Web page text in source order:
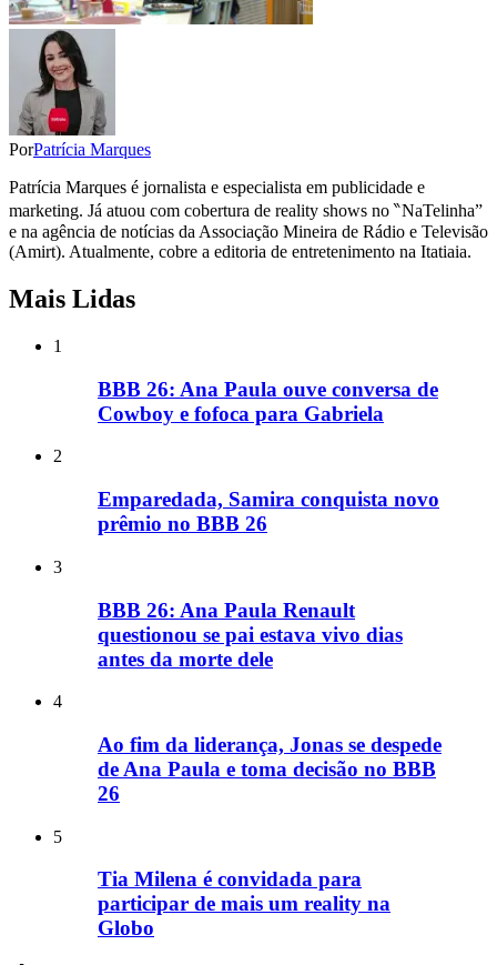
PorPatrícia Marques
Patrícia Marques é jornalista e especialista em publicidade e
marketing. Já atuou com cobertura de reality shows no ‶NaTelinha”
e na agência de notícias da Associação Mineira de Rádio e Televisão
(Amirt). Atualmente, cobre a editoria de entretenimento na Itatiaia.
Mais Lidas
1
BBB 26: Ana Paula ouve conversa de
Cowboy e fofoca para Gabriela
2
Emparedada, Samira conquista novo
prêmio no BBB 26
3
BBB 26: Ana Paula Renault
questionou se pai estava vivo dias
antes da morte dele
4
Ao fim da liderança, Jonas se despede
de Ana Paula e toma decisão no BBB
26
5
Tia Milena é convidada para
participar de mais um reality na
Globo